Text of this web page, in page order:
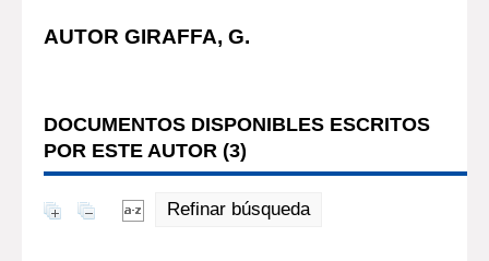
AUTOR GIRAFFA, G.
DOCUMENTOS DISPONIBLES ESCRITOS
POR ESTE AUTOR (3)
Refinar búsqueda